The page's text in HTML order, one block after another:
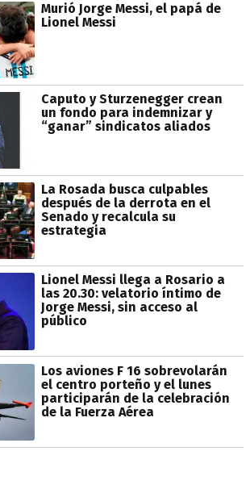
Murió Jorge Messi, el papá de
Lionel Messi
Caputo y Sturzenegger crean
un fondo para indemnizar y
“ganar” sindicatos aliados
La Rosada busca culpables
después de la derrota en el
Senado y recalcula su
estrategia
Lionel Messi llega a Rosario a
las 20.30: velatorio íntimo de
Jorge Messi, sin acceso al
público
Los aviones F 16 sobrevolarán
el centro porteño y el lunes
participarán de la celebración
de la Fuerza Aérea